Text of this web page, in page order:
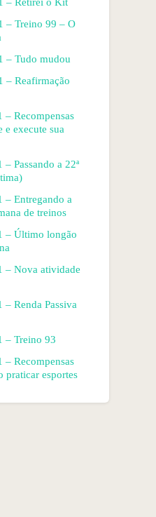
– Treino 99 – O
– Tudo mudou
– Reafirmação
Recompensas
e execute sua
Passando a 22ª
– Entregando a
de treinos
– Último longão
– Nova atividade
Renda Passiva
– Treino 93
Recompensas
praticar esportes